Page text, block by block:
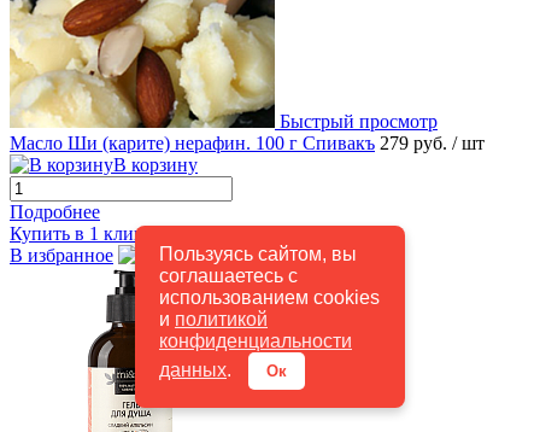
Пользуясь сайтом, вы
соглашаетесь с
использованием cookies
и политикой
конфиденциальности
данных. Ок
Быстрый просмотр
Масло Ши (карите) нерафин. 100 г Спивакъ 279 руб. / шт
В корзину
Подробнее
Купить в 1 клик
В избранное
В наличии